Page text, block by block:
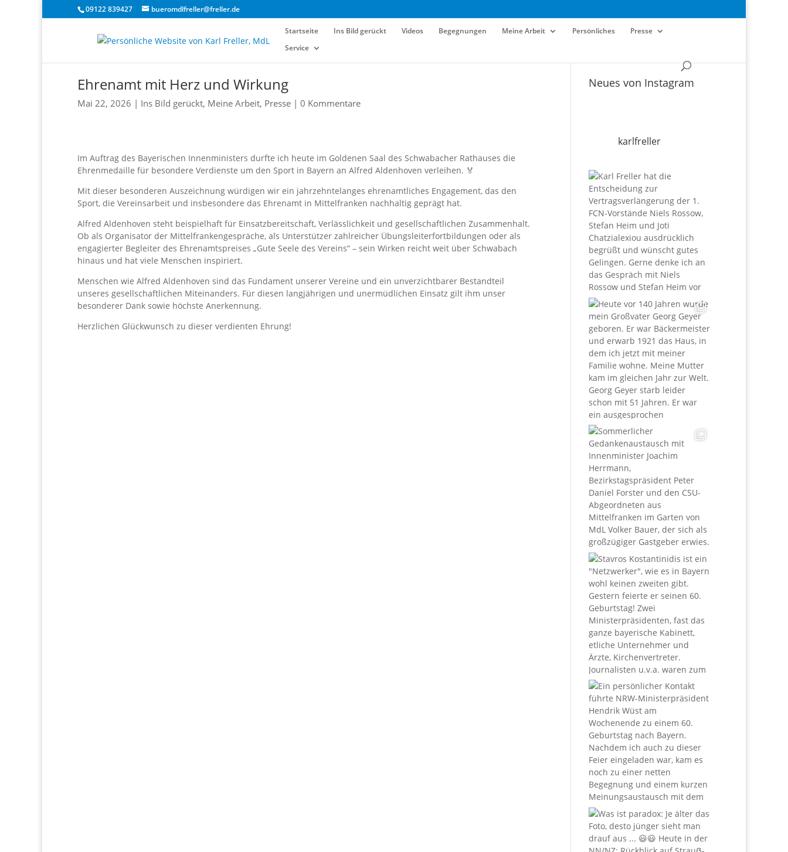
09122 839427 bueromdlfreller@freller.de
Startseite Ins Bild gerückt Videos Begegnungen Meine Arbeit Persönliches
Presse
Service
Ehrenamt mit Herz und Wirkung
Mai 22, 2026 | Ins Bild gerückt, Meine Arbeit, Presse | 0 Kommentare
Im Auftrag des Bayerischen Innenministers durfte ich heute im Goldenen Saal des Schwabacher Rathauses die
Ehrenmedaille für besondere Verdienste um den Sport in Bayern an Alfred Aldenhoven verleihen. 🏅
Mit dieser besonderen Auszeichnung würdigen wir ein jahrzehntelanges ehrenamtliches Engagement, das den
Sport, die Vereinsarbeit und insbesondere das Ehrenamt in Mittelfranken nachhaltig geprägt hat.
Alfred Aldenhoven steht beispielhaft für Einsatzbereitschaft, Verlässlichkeit und gesellschaftlichen Zusammenhalt.
Ob als Organisator der Mittelfrankengespräche, als Unterstützer zahlreicher Übungsleiterfortbildungen oder als
engagierter Begleiter des Ehrenamtspreises „Gute Seele des Vereins“ – sein Wirken reicht weit über Schwabach
hinaus und hat viele Menschen inspiriert.
Menschen wie Alfred Aldenhoven sind das Fundament unserer Vereine und ein unverzichtbarer Bestandteil
unseres gesellschaftlichen Miteinanders. Für diesen langjährigen und unermüdlichen Einsatz gilt ihm unser
besonderer Dank sowie höchste Anerkennung.
Herzlichen Glückwunsch zu dieser verdienten Ehrung!
Neues von Instagram
karlfreller